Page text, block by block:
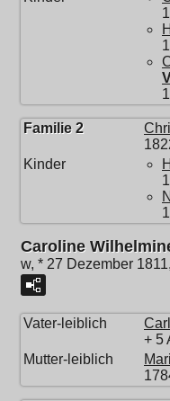
Familie 2
Kinder
Caroline
w, * 27 Dezember
Vater-leiblich
+ 5
Mutter-leiblich